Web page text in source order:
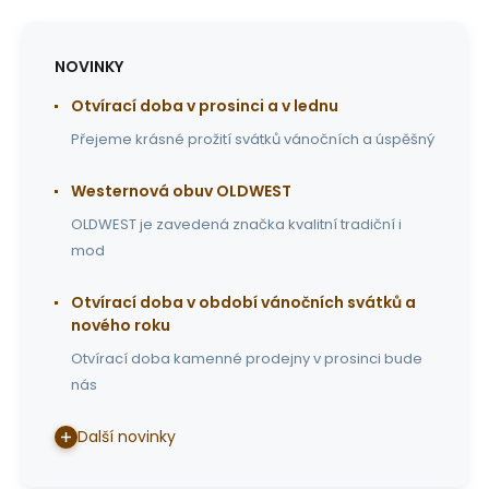
NOVINKY
Otvírací doba v prosinci a v lednu
Přejeme krásné prožití svátků vánočních a úspěšný
Westernová obuv OLDWEST
OLDWEST je zavedená značka kvalitní tradiční i
mod
Otvírací doba v období vánočních svátků a
nového roku
Otvírací doba kamenné prodejny v prosinci bude
nás
Další novinky